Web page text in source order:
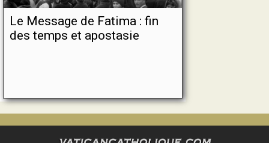
Le Message de Fatima : fin
des temps et apostasie